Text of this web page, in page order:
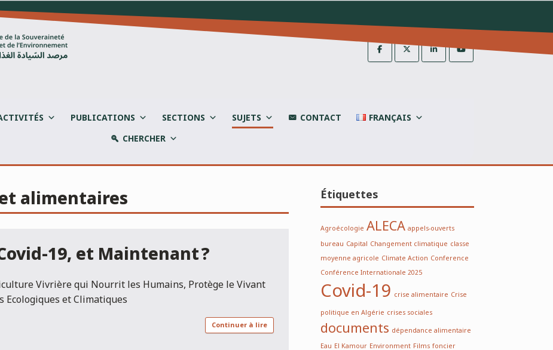
PUBLICATIONS SECTIONS SUJETS CONTACT
FRANÇAIS
CHERCHER
alimentaires
19, et Maintenant ?
Vivrière qui Nourrit les Humains, Protège le Vivant
Ecologiques et Climatiques
Continuer à lire
Étiquettes
Agroécologie ALECAappels-ouverts
bureau Capital Changement climatique classe
moyenne agricole Climate Action Conference
Conférence Internationale 2025
Covid-19 crise alimentaire Crise
politique en Algérie crises sociales
documents dépendance alimentaire
Eau El Kamour Environment Filmsfoncier